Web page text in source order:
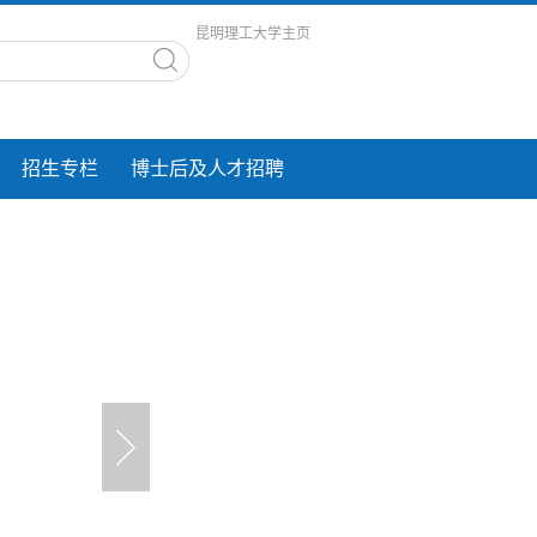
昆明理工大学主页
招生专栏 博士后及人才招聘